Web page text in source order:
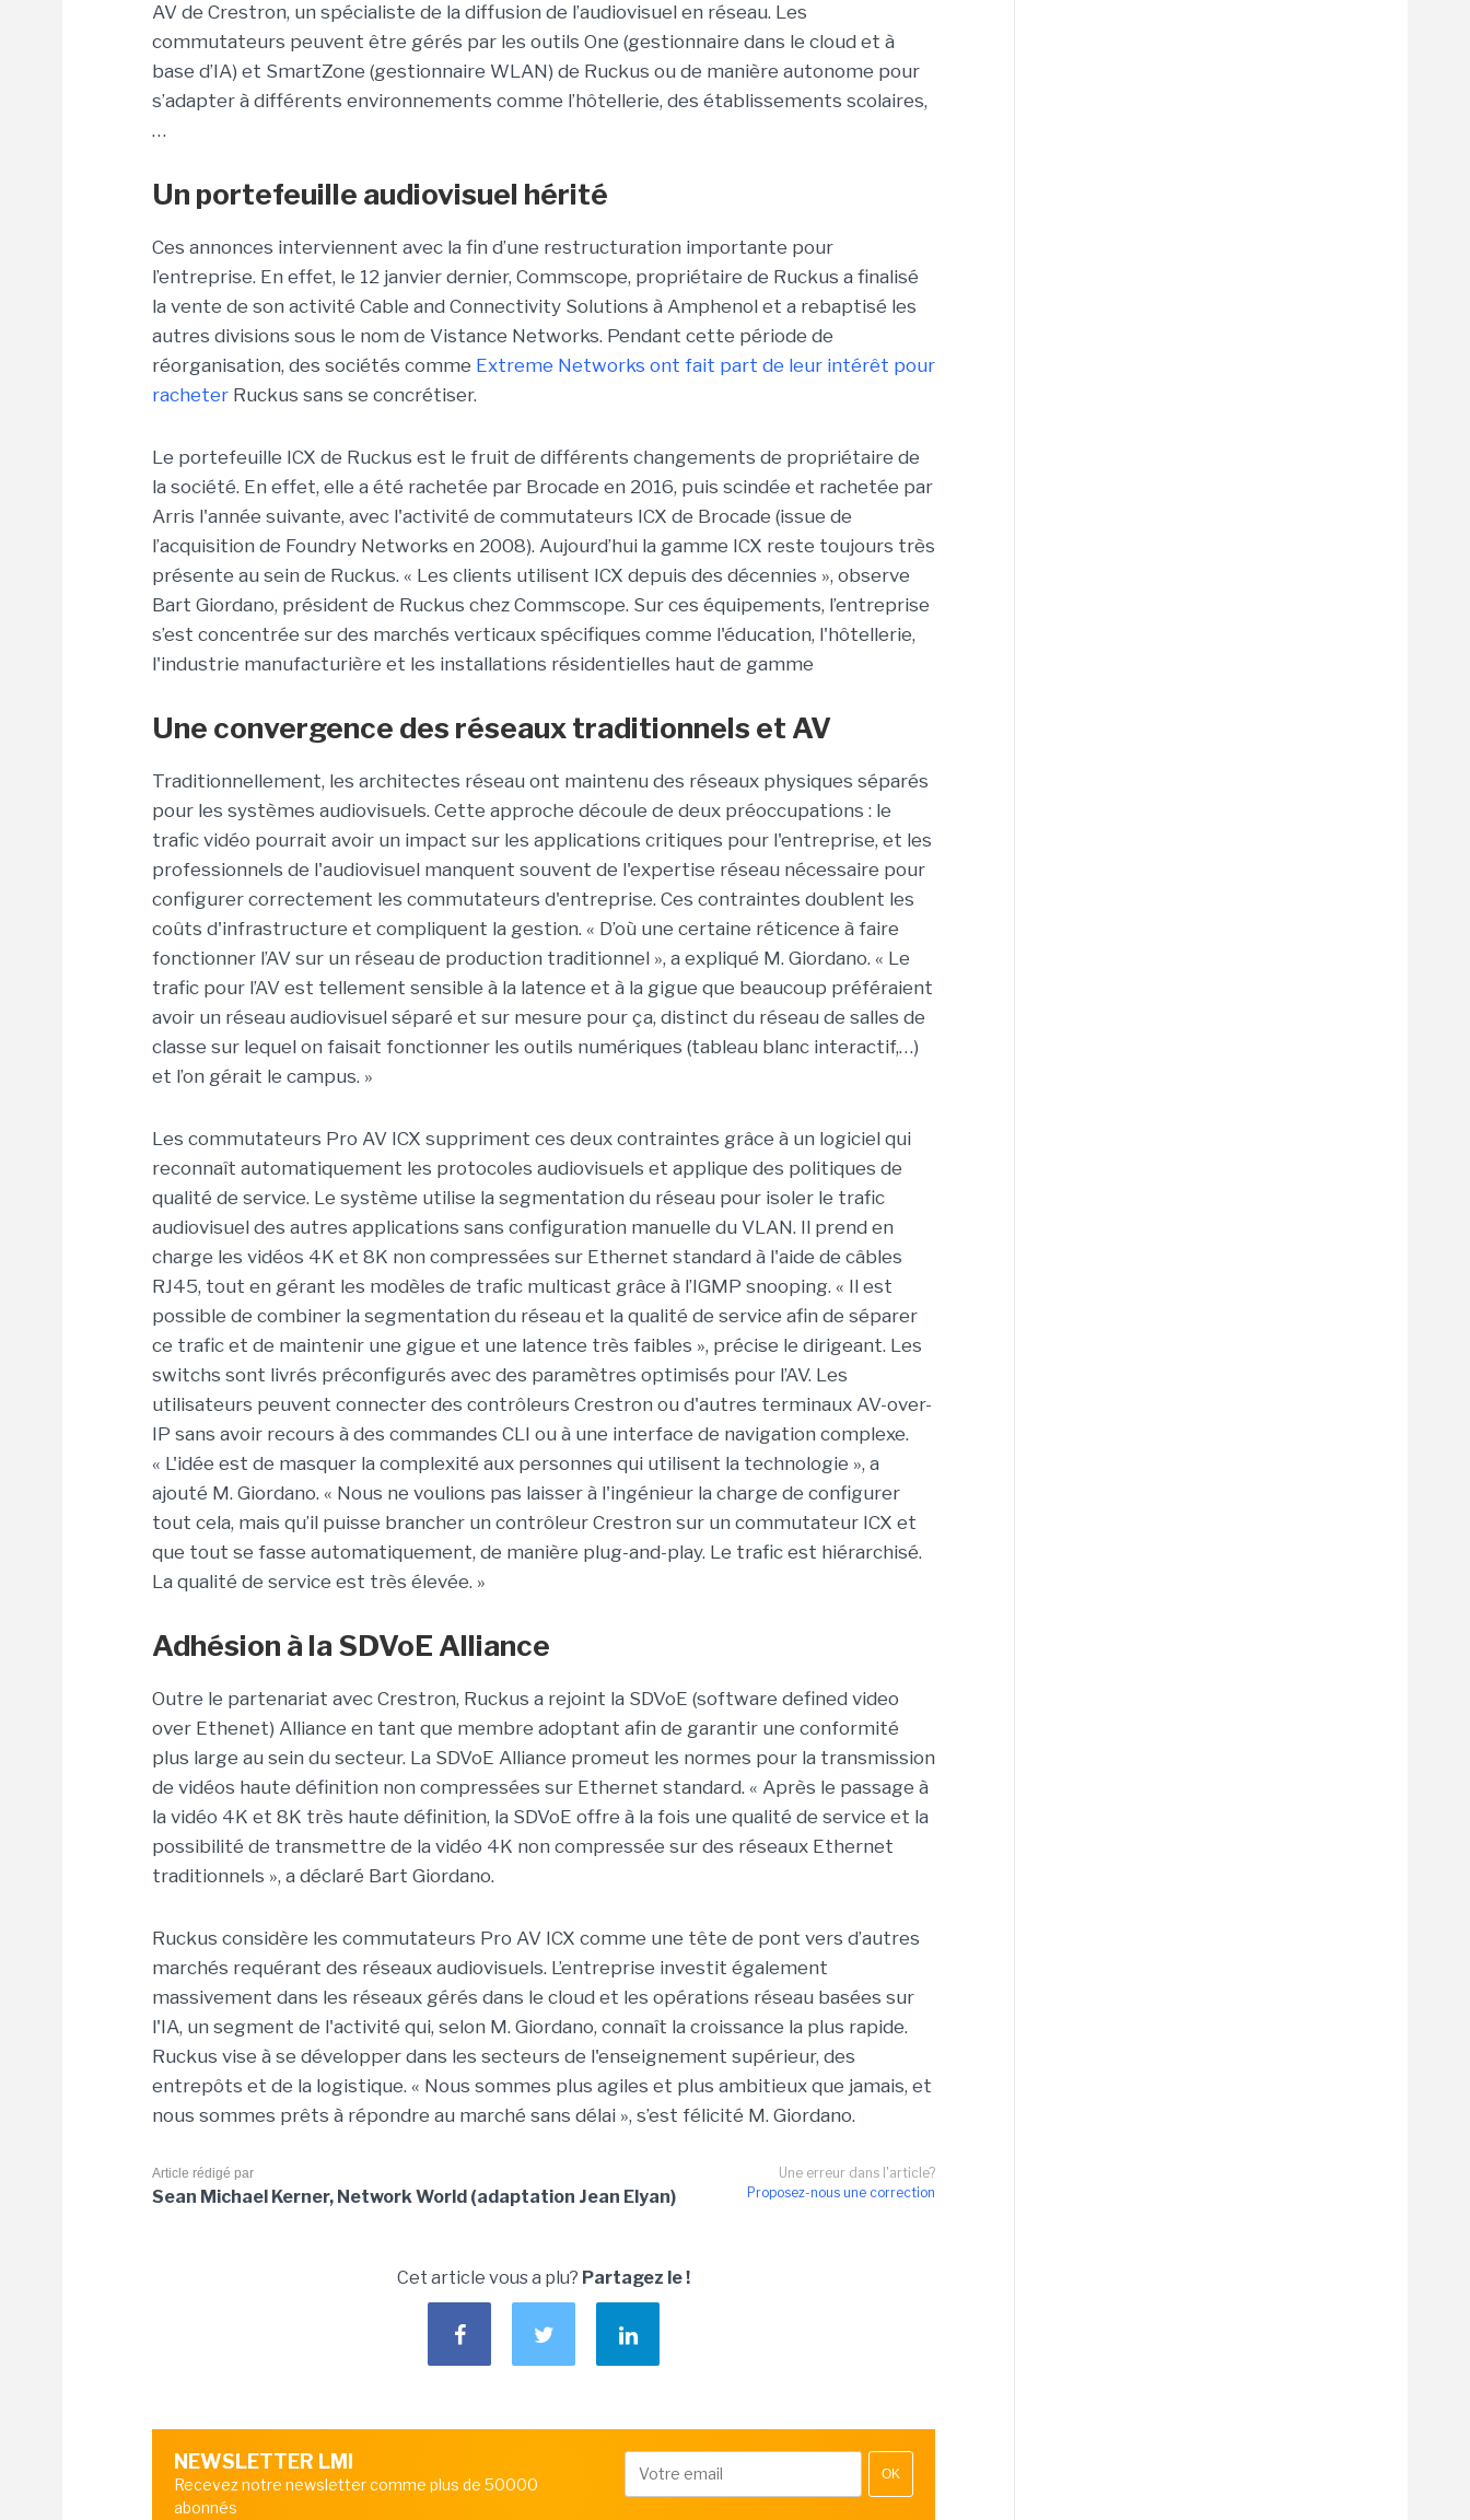
AV de Crestron, un spécialiste de la diffusion de l’audiovisuel en réseau. Les
commutateurs peuvent être gérés par les outils One (gestionnaire dans le cloud et à
base d’IA) et SmartZone (gestionnaire WLAN) de Ruckus ou de manière autonome pour
s’adapter à différents environnements comme l’hôtellerie, des établissements scolaires,
…
Un portefeuille audiovisuel hérité
Ces annonces interviennent avec la fin d’une restructuration importante pour
l’entreprise. En effet, le 12 janvier dernier, Commscope, propriétaire de Ruckus a finalisé
la vente de son activité Cable and Connectivity Solutions à Amphenol et a rebaptisé les
autres divisions sous le nom de Vistance Networks. Pendant cette période de
réorganisation, des sociétés comme Extreme Networks ont fait part de leur intérêt pour
racheter Ruckus sans se concrétiser.
Le portefeuille ICX de Ruckus est le fruit de différents changements de propriétaire de
la société. En effet, elle a été rachetée par Brocade en 2016, puis scindée et rachetée par
Arris l'année suivante, avec l'activité de commutateurs ICX de Brocade (issue de
l’acquisition de Foundry Networks en 2008). Aujourd’hui la gamme ICX reste toujours très
présente au sein de Ruckus. « Les clients utilisent ICX depuis des décennies », observe
Bart Giordano, président de Ruckus chez Commscope. Sur ces équipements, l’entreprise
s’est concentrée sur des marchés verticaux spécifiques comme l'éducation, l'hôtellerie,
l'industrie manufacturière et les installations résidentielles haut de gamme
Une convergence des réseaux traditionnels et AV
Traditionnellement, les architectes réseau ont maintenu des réseaux physiques séparés
pour les systèmes audiovisuels. Cette approche découle de deux préoccupations : le
trafic vidéo pourrait avoir un impact sur les applications critiques pour l'entreprise, et les
professionnels de l'audiovisuel manquent souvent de l'expertise réseau nécessaire pour
configurer correctement les commutateurs d'entreprise. Ces contraintes doublent les
coûts d'infrastructure et compliquent la gestion. « D’où une certaine réticence à faire
fonctionner l’AV sur un réseau de production traditionnel », a expliqué M. Giordano. « Le
trafic pour l’AV est tellement sensible à la latence et à la gigue que beaucoup préféraient
avoir un réseau audiovisuel séparé et sur mesure pour ça, distinct du réseau de salles de
classe sur lequel on faisait fonctionner les outils numériques (tableau blanc interactif,…)
et l’on gérait le campus. »
Les commutateurs Pro AV ICX suppriment ces deux contraintes grâce à un logiciel qui
reconnaît automatiquement les protocoles audiovisuels et applique des politiques de
qualité de service. Le système utilise la segmentation du réseau pour isoler le trafic
audiovisuel des autres applications sans configuration manuelle du VLAN. Il prend en
charge les vidéos 4K et 8K non compressées sur Ethernet standard à l'aide de câbles
RJ45, tout en gérant les modèles de trafic multicast grâce à l’IGMP snooping. « Il est
possible de combiner la segmentation du réseau et la qualité de service afin de séparer
ce trafic et de maintenir une gigue et une latence très faibles », précise le dirigeant. Les
switchs sont livrés préconfigurés avec des paramètres optimisés pour l’AV. Les
utilisateurs peuvent connecter des contrôleurs Crestron ou d'autres terminaux AV-over-
IP sans avoir recours à des commandes CLI ou à une interface de navigation complexe.
« L'idée est de masquer la complexité aux personnes qui utilisent la technologie », a
ajouté M. Giordano. « Nous ne voulions pas laisser à l'ingénieur la charge de configurer
tout cela, mais qu’il puisse brancher un contrôleur Crestron sur un commutateur ICX et
que tout se fasse automatiquement, de manière plug-and-play. Le trafic est hiérarchisé.
La qualité de service est très élevée. »
Adhésion à la SDVoE Alliance
Outre le partenariat avec Crestron, Ruckus a rejoint la SDVoE (software defined video
over Ethenet) Alliance en tant que membre adoptant afin de garantir une conformité
plus large au sein du secteur. La SDVoE Alliance promeut les normes pour la transmission
de vidéos haute définition non compressées sur Ethernet standard. « Après le passage à
la vidéo 4K et 8K très haute définition, la SDVoE offre à la fois une qualité de service et la
possibilité de transmettre de la vidéo 4K non compressée sur des réseaux Ethernet
traditionnels », a déclaré Bart Giordano.
Ruckus considère les commutateurs Pro AV ICX comme une tête de pont vers d’autres
marchés requérant des réseaux audiovisuels. L’entreprise investit également
massivement dans les réseaux gérés dans le cloud et les opérations réseau basées sur
l'IA, un segment de l'activité qui, selon M. Giordano, connaît la croissance la plus rapide.
Ruckus vise à se développer dans les secteurs de l'enseignement supérieur, des
entrepôts et de la logistique. « Nous sommes plus agiles et plus ambitieux que jamais, et
nous sommes prêts à répondre au marché sans délai », s’est félicité M. Giordano.
Une erreur dans l'article?
Proposez-nous une correction
Article rédigé par
Sean Michael Kerner, Network World (adaptation Jean Elyan)
Cet article vous a plu? Partagez le !
NEWSLETTER LMI
Recevez notre newsletter comme plus de 50000
abonnés
OK